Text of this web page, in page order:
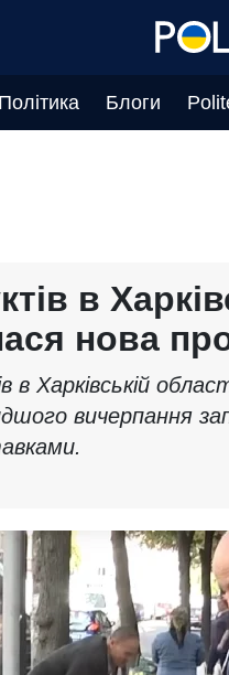
Політика Блоги
в
нова
в Харківській
вичерпання